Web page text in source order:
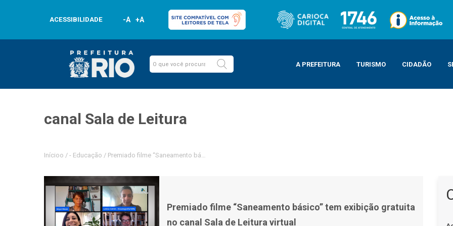
ACESSIBILIDADE -A +A
A PREFEITURA TURISMO CIDADÃO
canal Sala de Leitura
Inícioo / - Educação / Premiado filme “Saneamento básico” tem exibição gratuita no canal Sala de Leitura virtual
Premiado filme “Saneamento básico” tem exibição gratuita
no canal Sala de Leitura virtual